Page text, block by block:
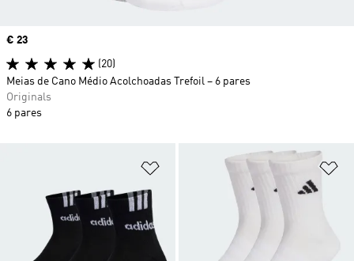
Adicionar à Lista de Desejos
Price
€ 23
(20)
Meias de Cano Médio Acolchoadas Trefoil – 6 pares
Originals
6 pares